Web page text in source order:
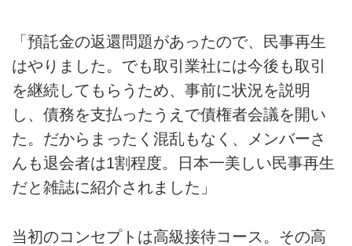
「預託金の返還問題があったので、民事再生
はやりました。でも取引業社には今後も取引
を継続してもらうため、事前に状況を説明
し、債務を支払ったうえで債権者会議を開い
た。だからまったく混乱もなく、メンバーさ
んも退会者は1割程度。日本一美しい民事再生
だと雑誌に紹介されました」
当初のコンセプトは高級接待コース。その高